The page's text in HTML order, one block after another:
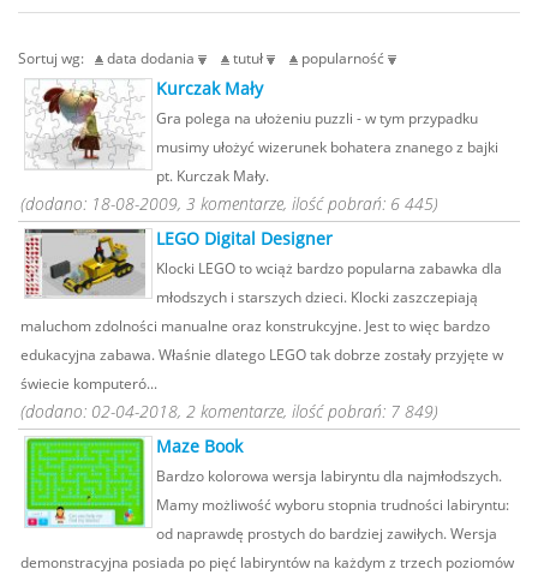
Sortuj wg: data dodania tutuł popularność
Kurczak Mały
Gra polega na ułożeniu puzzli - w tym przypadku
musimy ułożyć wizerunek bohatera znanego z bajki
pt. Kurczak Mały.
(dodano: 18-08-2009, 3 komentarze, ilość pobrań: 6 445)
LEGO Digital Designer
Klocki LEGO to wciąż bardzo popularna zabawka dla
młodszych i starszych dzieci. Klocki zaszczepiają
maluchom zdolności manualne oraz konstrukcyjne. Jest to więc bardzo
edukacyjna zabawa. Właśnie dlatego LEGO tak dobrze zostały przyjęte w
świecie komputeró...
(dodano: 02-04-2018, 2 komentarze, ilość pobrań: 7 849)
Maze Book
Bardzo kolorowa wersja labiryntu dla najmłodszych.
Mamy możliwość wyboru stopnia trudności labiryntu:
od naprawdę prostych do bardziej zawiłych. Wersja
demonstracyjna posiada po pięć labiryntów na każdym z trzech poziomów